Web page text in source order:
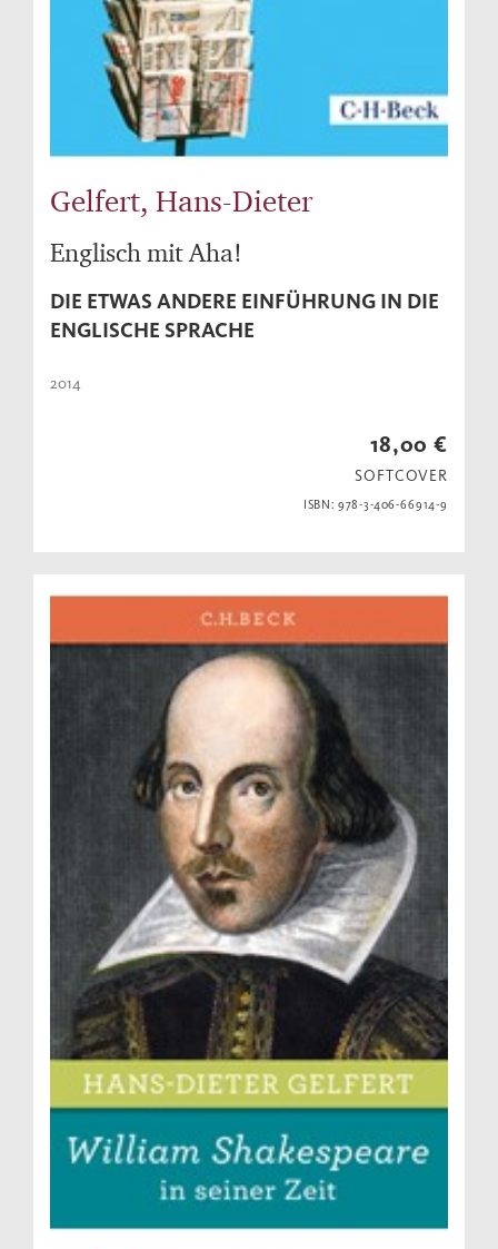
Gelfert, Hans-Dieter
Englisch mit Aha!
DIE ETWAS ANDERE EINFÜHRUNG IN DIE
ENGLISCHE SPRACHE
2014
18,00 €
SOFTCOVER
ISBN: 978-3-406-66914-9